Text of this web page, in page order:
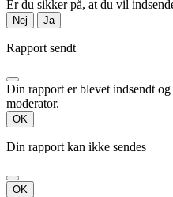
Er du sikker på, at du vil
Nej Ja
Rapport sendt
Din rapport er blevet indsendt
moderator.
OK
Din rapport kan ikke sendes
OK